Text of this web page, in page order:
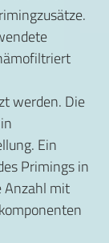
werden. Die
Ein
Primings in
Anzahl mit